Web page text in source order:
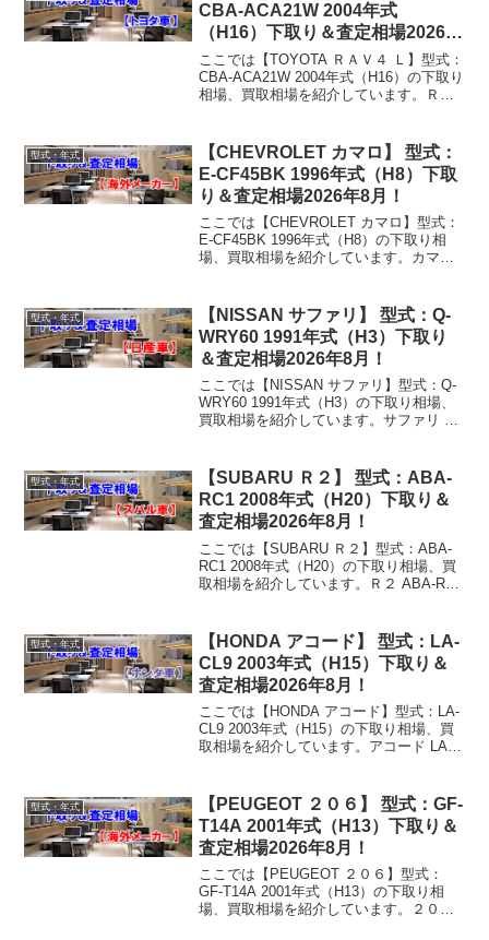
CBA-ACA21W 2004年式
（H16）下取り＆査定相場2026年
8月！
ここでは【TOYOTA ＲＡＶ４ Ｌ】型式：
CBA-ACA21W 2004年式（H16）の下取り
相場、買取相場を紹介しています。ＲＡ
ナス1万円～28万...
型式・年式
【CHEVROLET カマロ】 型式：
E-CF45BK 1996年式（H8）下取
り＆査定相場2026年8月！
ここでは【CHEVROLET カマロ】型式：
E-CF45BK 1996年式（H8）の下取り相
場、買取相場を紹介しています。カマロ
万円買取り相場：マイナ...
型式・年式
【NISSAN サファリ】 型式：Q-
WRY60 1991年式（H3）下取り
＆査定相場2026年8月！
ここでは【NISSAN サファリ】型式：Q-
WRY60 1991年式（H3）の下取り相場、
買取相場を紹介しています。サファリ Q-
円買取り相場：マイナス1万...
型式・年式
【SUBARU Ｒ２】 型式：ABA-
RC1 2008年式（H20）下取り＆
査定相場2026年8月！
ここでは【SUBARU Ｒ２】型式：ABA-
RC1 2008年式（H20）の下取り相場、買
取相場を紹介しています。Ｒ２ ABA-RC1
り相場：マイナス1万円...
型式・年式
【HONDA アコード】 型式：LA-
CL9 2003年式（H15）下取り＆
査定相場2026年8月！
ここでは【HONDA アコード】型式：LA-
CL9 2003年式（H15）の下取り相場、買
取相場を紹介しています。アコード LA-
買取り相場：マイナス1万...
型式・年式
【PEUGEOT ２０６】 型式：GF-
T14A 2001年式（H13）下取り＆
査定相場2026年8月！
ここでは【PEUGEOT ２０６】型式：
GF-T14A 2001年式（H13）の下取り相
場、買取相場を紹介しています。２０６